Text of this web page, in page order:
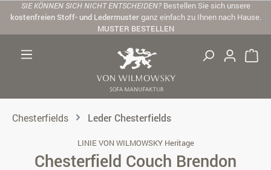
Zum Hauptinhalt springen
SIE KÖNNEN SICH NICHT ENTSCHEIDEN? Bestellen Sie sich unsere
kostenfreien Stoff- und Ledermusterganz einfach zu Ihnen nach Hause.
MUSTER BESTELLEN
Chesterfields Leder Chesterfields
LINIE VON WILMOWSKY Heritage
Chesterfield Couch Brendon